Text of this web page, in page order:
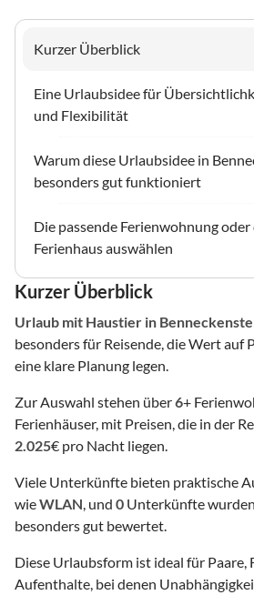
Kurzer Überblick
Eine Urlaubsidee für
und Flexibilität
Warum diese Urlaubsidee in
besonders gut funktioniert
Die passende Ferienwohnung oder
Ferienhaus auswählen
Kurzer Überblick
Urlaub mit Haustier in
besonders für Reisende, die Wert auf
eine klare Planung legen.
Zur Auswahl stehen über6+
Ferienhäuser, mit Preisen, die in der
2.025€ pro Nacht liegen.
Viele Unterkünfte bieten praktische
wieWLAN, und 0 Unterkünfte
besonders gut bewertet.
Diese Urlaubsform ist ideal für Paare,
Aufenthalte, bei denen